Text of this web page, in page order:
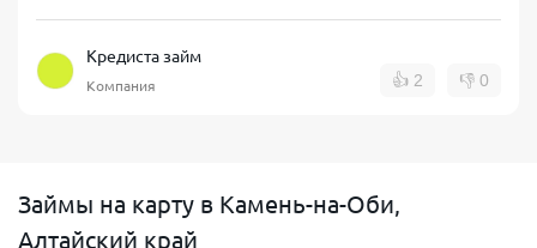
Кредиста займ
Компания 👍 2 👎 0
Займы на карту в Камень-на-Оби,
Алтайский край